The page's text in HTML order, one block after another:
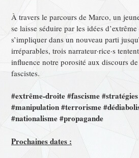
À travers le parcours de Marco, un
se laisse séduire par les idées
s’impliquer dans un nouveau parti
irréparables, trois narrateur·rice·s
influence notre porosité aux discours
fascistes.
#extrême-droite #fascisme
#manipulation #terrorisme
#nationalisme #propagande
Prochaines dates :